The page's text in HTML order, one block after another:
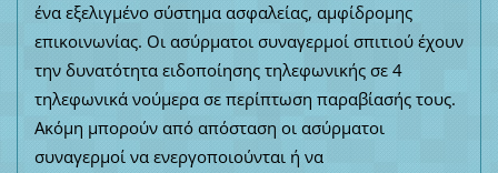
ένα εξελιγμένο σύστημα ασφαλείας, αμφίδρομης
επικοινωνίας. Οι ασύρματοι συναγερμοί σπιτιού έχουν
την δυνατότητα ειδοποίησης τηλεφωνικής σε 4
τηλεφωνικά νούμερα σε περίπτωση παραβίασής τους.
Ακόμη μπορούν από απόσταση οι ασύρματοι
συναγερμοί να ενεργοποιούνται ή να